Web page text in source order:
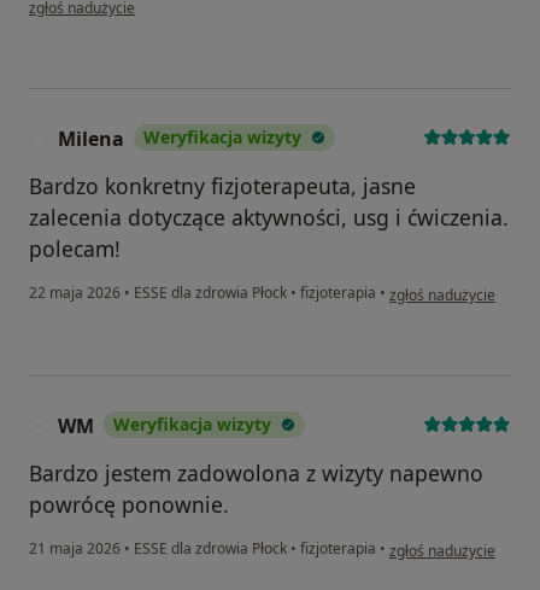
zgłoś nadużycie
Milena Weryfikacja wizyty
Bardzo konkretny fizjoterapeuta, jasne
zalecenia dotyczące aktywności, usg i ćwiczenia.
polecam!
22 maja 2026 • ESSE dla zdrowia Płock • fizjoterapia • w opinii użytkownika
zgłoś nadużycie
WM Weryfikacja wizyty
Bardzo jestem zadowolona z wizyty napewno
powrócę ponownie.
21 maja 2026 • ESSE dla zdrowia Płock • fizjoterapia • w opinii użytkownika
zgłoś nadużycie